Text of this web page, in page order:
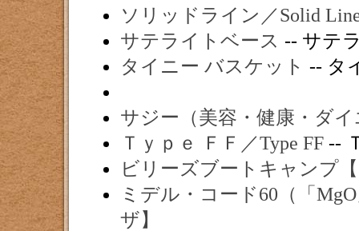
ソリッドライン／Solid
サテライトベース -- サテ
タイニー バスケット -- タ
サジー（美容・健康・ダ
Ｔｙｐｅ ＦＦ／Type FF --
ビリーズブートキャンプ
ミデル・コード60（「
ザ】